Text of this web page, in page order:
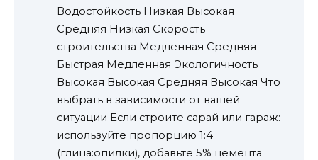
Водостойкость Низкая Высокая
Средняя Низкая Скорость
строительства Медленная Средняя
Быстрая Медленная Экологичность
Высокая Высокая Средняя Высокая Что
выбрать в зависимости от вашей
ситуации Если строите сарай или гараж:
используйте пропорцию 1:4
(глина:опилки), добавьте 5% цемента